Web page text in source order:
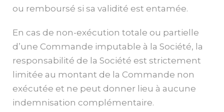
ou remboursé si sa validité est entamée.
En cas de non-exécution totale ou partielle
d’une Commande imputable à la Société, la
responsabilité de la Société est strictement
limitée au montant de la Commande non
exécutée et ne peut donner lieu à aucune
indemnisation complémentaire.